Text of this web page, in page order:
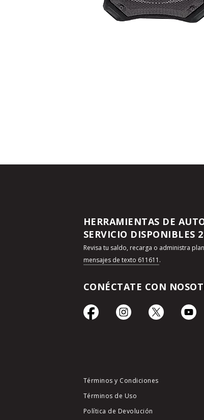
HERRAMIENTAS DE
SERVICIO DISPONIBLES
Revisa tu saldo, recarga o administra
mensajes de texto 611611 .
CONÉCTATE CON
Términos y Condiciones
Términos de Uso
Política de Devolución